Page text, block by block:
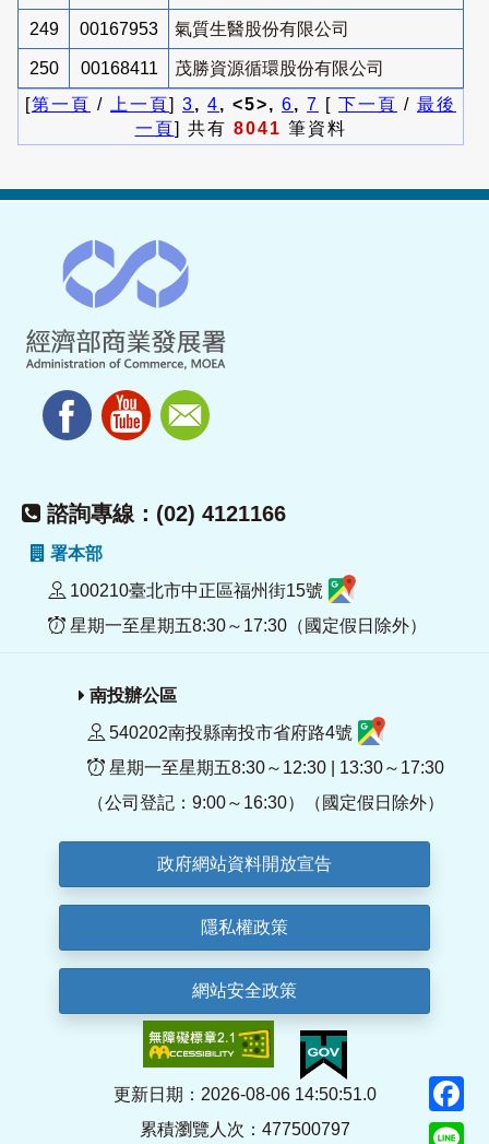
249 00167953 氣質生醫股份有限公司
250 00168411
茂勝資源循環股份有限公司
[第一頁 / 上一頁] 3, 4, <5>, 6, 7 [ 下一頁 / 最後
一頁] 共有 8041 筆資料
諮詢專線：(02) 4121166
署本部
100210臺北市中正區福州街15號
星期一至星期五8:30～17:30（國定假日除外）
南投辦公區
540202南投縣南投市省府路4號
星期一至星期五8:30～12:30 | 13:30～17:30
（公司登記：9:00～16:30）（國定假日除外）
政府網站資料開放宣告
隱私權政策
網站安全政策
更新日期：2026-08-06 14:50:51.0
累積瀏覽人次：477500797